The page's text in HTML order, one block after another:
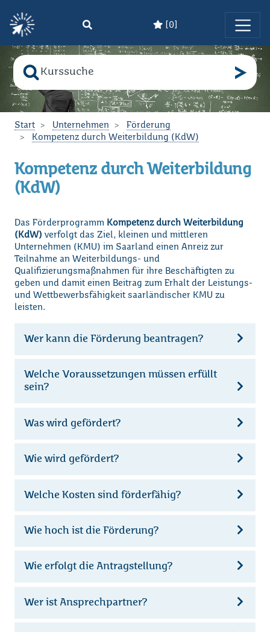
Zum Hauptinhalt springen
[ 0]
Suche nach
Bitte geben Sie den Suchbegriff ein!
Start Unternehmen
Förderung
Kompetenz durch Weiterbildung (KdW)
Kompetenz durch Weiterbildung
(KdW)
Das Förderprogramm Kompetenz durch Weiterbildung
(KdW) verfolgt das Ziel, kleinen und mittleren
Unternehmen (KMU) im Saarland einen Anreiz zur
Teilnahme an Weiterbildungs- und
Qualifizierungsmaßnahmen für ihre Beschäftigten zu
geben und damit einen Beitrag zum Erhalt der Leistungs-
und Wettbewerbsfähigkeit saarländischer KMU zu
leisten.
Wer kann die Förderung beantragen?
Welche Voraussetzungen müssen erfüllt
sein?
Was wird gefördert?
Wie wird gefördert?
Welche Kosten sind förderfähig?
Wie hoch ist die Förderung?
Wie erfolgt die Antragstellung?
Wer ist Ansprechpartner?